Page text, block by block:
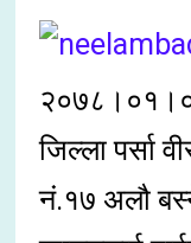
जिल्ला पर्सा
नं.१७ अलौ